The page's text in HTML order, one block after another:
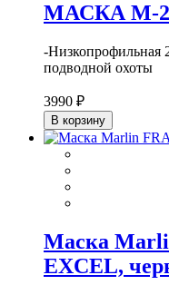
МАСКА М-
-Низкопрофильная
подводной охоты
3990 ₽
В корзину
Маска
EXCEL,